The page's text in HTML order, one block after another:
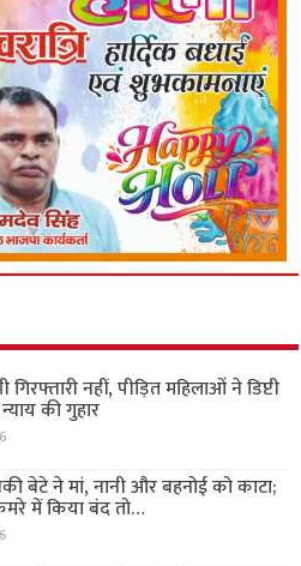
नहीं, पीड़ित महिलाओं ने डिप्टी
की गुहार
बेटे ने मां, नानी और बहनोई को काटा;
में किया बंद तो…